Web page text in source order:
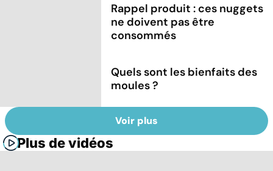
Rappel produit : ces nuggets
ne doivent pas être
consommés
Quels sont les bienfaits des
moules ?
Voir plus
Plus de vidéos